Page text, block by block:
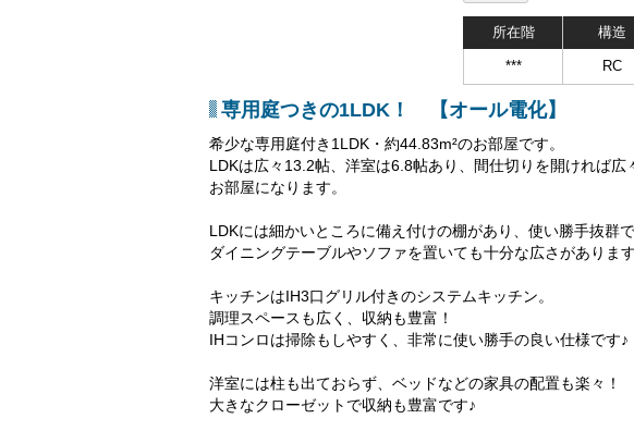
所在階 構造
*** RC
専用庭つきの1LDK！ 【オール電化】
希少な専用庭付き1LDK・約44.83m²のお部屋です。
LDKは広々13.2帖、洋室は6.8帖あり、間仕切りを開ければ広
お部屋になります。
LDKには細かいところに備え付けの棚があり、使い勝手抜群
ダイニングテーブルやソファを置いても十分な広さがあります
キッチンはIH3口グリル付きのシステムキッチン。
調理スペースも広く、収納も豊富！
IHコンロは掃除もしやすく、非常に使い勝手の良い仕様です♪
洋室には柱も出ておらず、ベッドなどの家具の配置も楽々！
大きなクローゼットで収納も豊富です♪